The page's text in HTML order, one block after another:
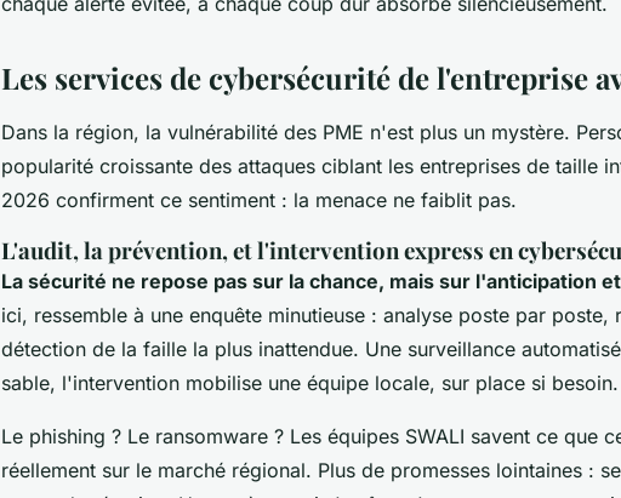
Les services de cybersécurité de l'entreprise
Dans la région, la vulnérabilité des PME n'est plus un mystère.
popularité croissante des attaques ciblant les entreprises de taille
2026 confirment ce sentiment : la menace ne faiblit pas.
L'audit, la prévention, et l'intervention express en
La sécurité ne repose pas sur la chance, mais sur l'anticipation
ici, ressemble à une enquête minutieuse : analyse poste par poste,
détection de la faille la plus inattendue. Une surveillance
sable, l'intervention mobilise une équipe locale, sur place si besoin.
Le phishing ? Le ransomware ? Les équipes SWALI savent ce que
réellement sur le marché régional. Plus de promesses lointaines :